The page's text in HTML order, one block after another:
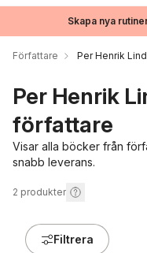
Skapa nya
Författare Per Henrik
Per Henrik
författare
Visar alla böcker från
snabb leverans.
2 produkter
Filtrera